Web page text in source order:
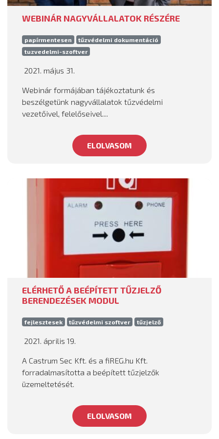
WEBINÁR NAGYVÁLLALATOK RÉSZÉRE
papírmentesen
tűzvédelmi dokumentáció
tuzvedelmi-szoftver
2021. május 31.
Webinár formájában tájékoztatunk és
beszélgetünk nagyvállalatok tűzvédelmi
vezetőivel, felelőseivel....
ELOLVASOM
ELÉRHETŐ A BEÉPÍTETT TŰZJELZŐ
BERENDEZÉSEK MODUL
fejlesztesek tűzvédelmi szoftver tűzjelző
2021. április 19.
A Castrum Sec Kft. és a fiREG.hu Kft.
forradalmasította a beépített tűzjelzők
üzemeltetését.
ELOLVASOM